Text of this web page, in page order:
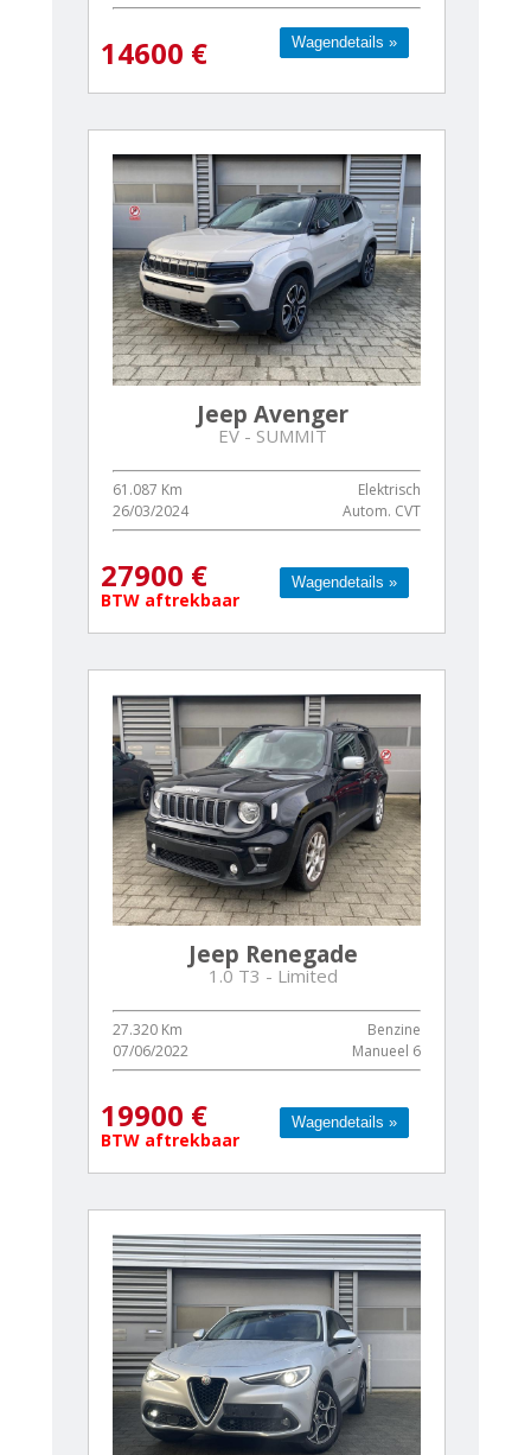
Wagendetails »
14600 € Wagendetails »
Wagendetails »
Jeep Avenger
EV - SUMMIT
61.087 Km
Elektrisch
26/03/2024
Autom. CVT
27900 €
BTW aftrekbaar
Wagendetails »
Wagendetails »
Jeep Renegade
1.0 T3 - Limited
27.320 Km
Benzine
07/06/2022
Manueel 6
19900 €
BTW aftrekbaar
Wagendetails »